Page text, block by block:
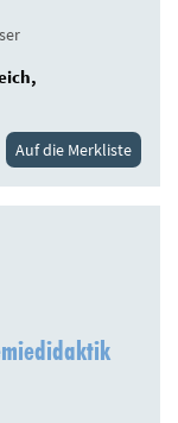
Auf die Merkliste